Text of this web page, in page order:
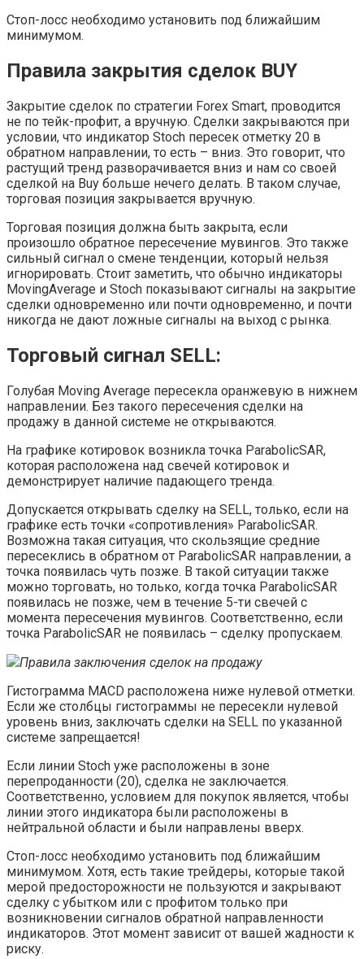
Стоп-лосс необходимо установить под ближайшим
минимумом.
Правила закрытия сделок BUY
Закрытие сделок по стратегии Forex Smart, проводится
не по тейк-профит, а вручную. Сделки закрываются при
условии, что индикатор Stoch пересек отметку 20 в
обратном направлении, то есть – вниз. Это говорит, что
растущий тренд разворачивается вниз и нам со своей
сделкой на Buy больше нечего делать. В таком случае,
торговая позиция закрывается вручную.
Торговая позиция должна быть закрыта, если
произошло обратное пересечение мувингов. Это также
сильный сигнал о смене тенденции, который нельзя
игнорировать. Стоит заметить, что обычно индикаторы
MovingAverage и Stoch показывают сигналы на закрытие
сделки одновременно или почти одновременно, и почти
никогда не дают ложные сигналы на выход с рынка.
Торговый сигнал SELL:
Голубая Moving Average пересекла оранжевую в нижнем
направлении. Без такого пересечения сделки на
продажу в данной системе не открываются.
На графике котировок возникла точка ParabolicSAR,
которая расположена над свечей котировок и
демонстрирует наличие падающего тренда.
Допускается открывать сделку на SELL, только, если на
графике есть точки «сопротивления» ParabolicSAR.
Возможна такая ситуация, что скользящие средние
пересеклись в обратном от ParabolicSAR направлении, а
точка появилась чуть позже. В такой ситуации также
можно торговать, но только, когда точка ParabolicSAR
появилась не позже, чем в течение 5-ти свечей с
момента пересечения мувингов. Соответственно, если
точка ParabolicSAR не появилась – сделку пропускаем.
Правила заключения сделок на продажу
Гистограмма MACD расположена ниже нулевой отметки.
Если же столбцы гистограммы не пересекли нулевой
уровень вниз, заключать сделки на SELL по указанной
системе запрещается!
Если линии Stoch уже расположены в зоне
перепроданности (20), сделка не заключается.
Соответственно, условием для покупок является, чтобы
линии этого индикатора были расположены в
нейтральной области и были направлены вверх.
Стоп-лосс необходимо установить под ближайшим
минимумом. Хотя, есть такие трейдеры, которые такой
мерой предосторожности не пользуются и закрывают
сделку с убытком или с профитом только при
возникновении сигналов обратной направленности
индикаторов. Этот момент зависит от вашей жадности к
риску.